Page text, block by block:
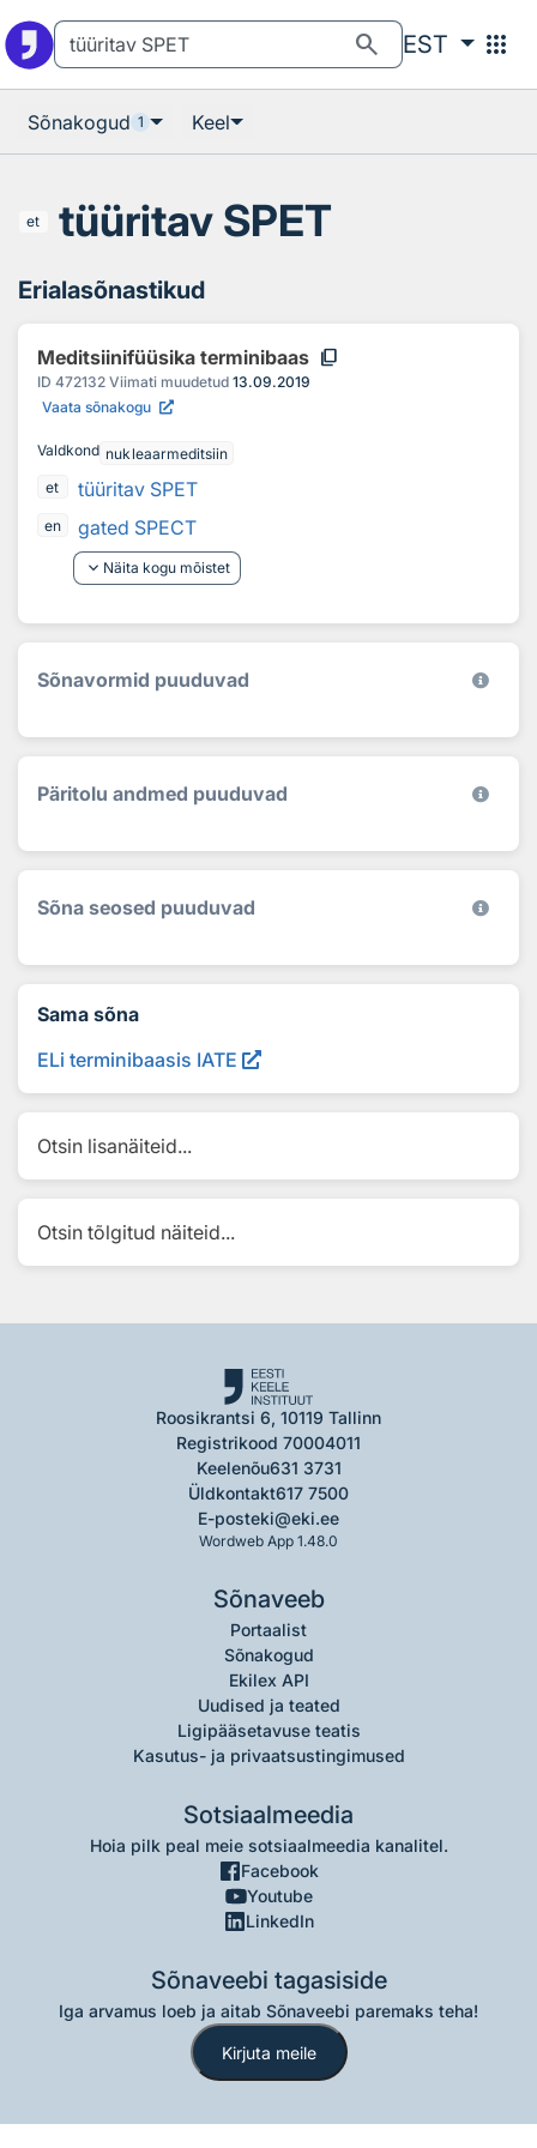
search EST apps
Sõnakogud 1 Keel
et tüüritav SPET
Erialasõnastikud
Meditsiinifüüsika terminibaas content_copy
ID 472132 Viimati muudetud 13.09.2019
Vaata sõnakogu
Valdkond nukleaarmeditsiin
et
tüüritav SPET
en
gated SPECT
keyboard_arrow_down Näita kogu mõistet
Sõnavormid puuduvad
Päritolu andmed puuduvad
Sõna seosed puuduvad
Sama sõna
ELi terminibaasis IATE
Otsin lisanäiteid...
Otsin tõlgitud näiteid...
Roosikrantsi 6, 10119 Tallinn
Registrikood 70004011
Keelenõu631 3731
Üldkontakt617 7500
E-posteki@eki.ee
Wordweb App 1.48.0
Sõnaveeb
Portaalist
Sõnakogud
Ekilex API
Uudised ja teated
Ligipääsetavuse teatis
Kasutus- ja privaatsustingimused
Sotsiaalmeedia
Hoia pilk peal meie sotsiaalmeedia kanalitel.
Facebook
Youtube
LinkedIn
Sõnaveebi tagasiside
Iga arvamus loeb ja aitab Sõnaveebi paremaks teha!
Kirjuta meile